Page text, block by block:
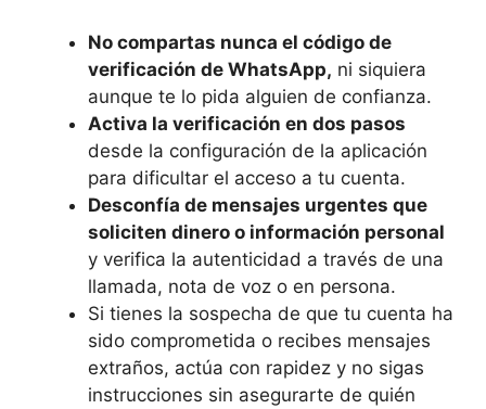
No compartas nunca el código de
verificación de WhatsApp, ni siquiera
aunque te lo pida alguien de confianza.
Activa la verificación en dos pasos
desde la configuración de la aplicación
para dificultar el acceso a tu cuenta.
Desconfía de mensajes urgentes que
soliciten dinero o información personal
y verifica la autenticidad a través de una
llamada, nota de voz o en persona.
Si tienes la sospecha de que tu cuenta ha
sido comprometida o recibes mensajes
extraños, actúa con rapidez y no sigas
instrucciones sin asegurarte de quién